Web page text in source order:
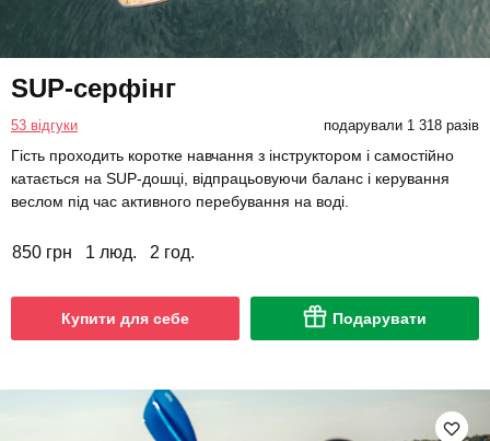
SUP-серфінг
53 відгуки подарували 1 318 разів
Гість проходить коротке навчання з інструктором і самостійно
катається на SUP-дошці, відпрацьовуючи баланс і керування
веслом під час активного перебування на воді.
850 грн 1 люд. 2 год.
Купити для себе Подарувати